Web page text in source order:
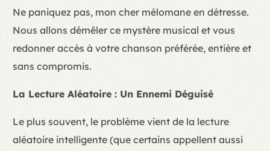
Ne paniquez pas, mon cher mélomane en détresse.
Nous allons démêler ce mystère musical et vous
redonner accès à votre chanson préférée, entière et
sans compromis.
La Lecture Aléatoire : Un Ennemi Déguisé
Le plus souvent, le problème vient de la lecture
aléatoire intelligente (que certains appellent aussi